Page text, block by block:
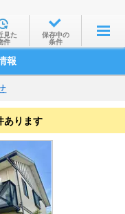
ら
ら
間から
から
見た
件
保存中の
条件
報
あります